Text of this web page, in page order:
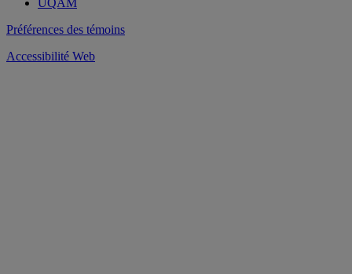
UQAM
Préférences des témoins
Accessibilité Web